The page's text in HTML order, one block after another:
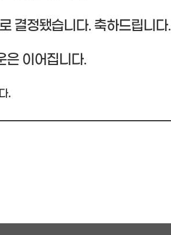
결정됐습니다. 축하드립니다.
이어집니다.
.